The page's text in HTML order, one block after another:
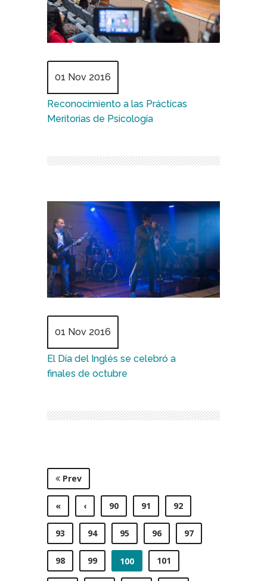
01 Nov 2016
Reconocimiento a las Prácticas
Meritorias de Psicología
01 Nov 2016
El Día del Inglés se celebró a
finales de octubre
Prev
« ‹ 90 91 92
93 94 95 96 97
98 99 100 101